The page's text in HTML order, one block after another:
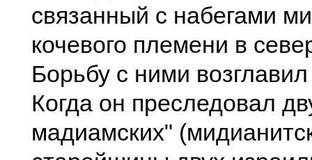
связанный с набегами
кочевого племени в
Борьбу с ними
Когда он преследовал
мадиамских"